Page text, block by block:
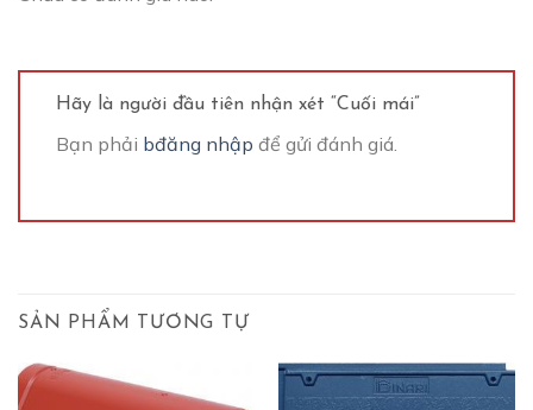
Hãy là người đầu tiên nhận xét “Cuối mái”
Bạn phải bđăng nhập để gửi đánh giá.
SẢN PHẨM TƯƠNG TỰ